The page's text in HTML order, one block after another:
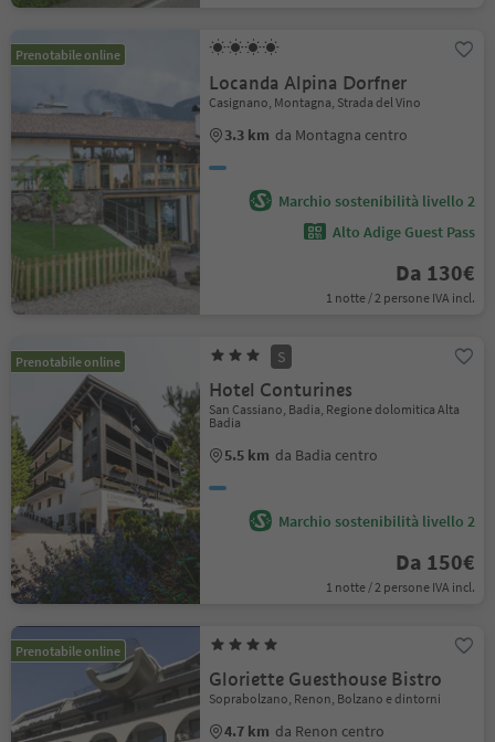
Prenotabile online
Locanda Alpina Dorfner
Casignano, Montagna, Strada del Vino
3.3 km da Montagna centro
Marchio sostenibilità livello 2
Alto Adige Guest Pass
Da 130€
1 notte / 2 persone IVA incl.
Prenotabile online S
Hotel Conturines
San Cassiano, Badia, Regione dolomitica Alta
Badia
5.5 km da Badia centro
Marchio sostenibilità livello 2
Da 150€
1 notte / 2 persone IVA incl.
Prenotabile online
Gloriette Guesthouse Bistro
Soprabolzano, Renon, Bolzano e dintorni
4.7 km da Renon centro